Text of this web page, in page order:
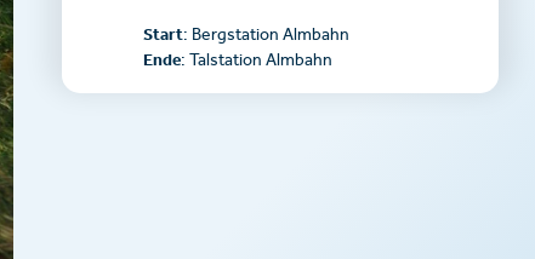
Start: Bergstation Almbahn
Ende: Talstation Almbahn